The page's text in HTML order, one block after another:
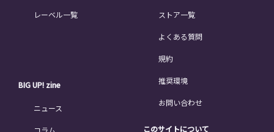
レーベル一覧
BIG UP! zine
ニュース
コラム
ストア一覧
よくある質問
規約
推奨環境
お問い合わせ
このサイトについて